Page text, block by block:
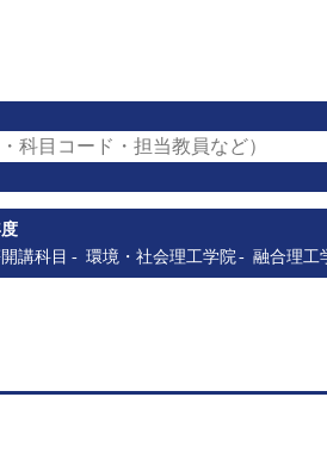
科目コード・担当教員など）
講科目
環境・社会理工学院 融合理工